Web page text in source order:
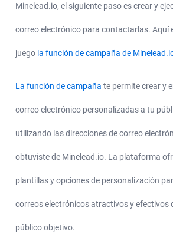
Minelead.io, el siguiente paso es crear y
correo electrónico para contactarlas. Aquí
juego la función de campaña de
La función de campaña te permite crear y
correo electrónico personalizadas a tu
utilizando las direcciones de correo
obtuviste de Minelead.io. La plataforma
plantillas y opciones de personalización
correos electrónicos atractivos y efectivos
público objetivo.